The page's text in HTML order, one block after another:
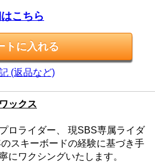
こちら
(返品など)
ックス
ロライダー、 現SBS専属ライダ
スキーボードの経験に基づき手
にワクシングいたします。